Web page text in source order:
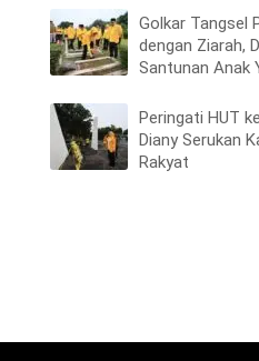
Golkar Tangsel
dengan Ziarah,
Santunan Anak
Peringati HUT
Diany Serukan
Rakyat